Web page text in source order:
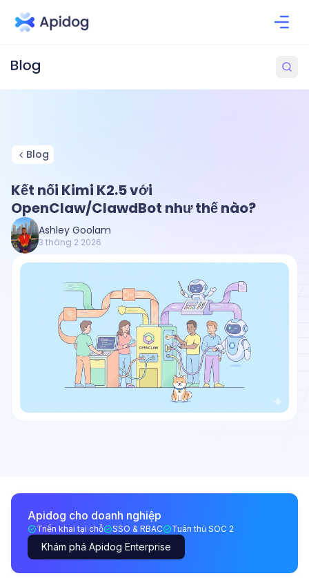
Blog
Kết nối Kimi K2.5 với
OpenClaw/ClawdBot như thế nào?
Ashley Goolam
3 tháng 2 2026
Apidog cho doanh nghiệp
Triển khai tại chỗ SSO & RBAC Tuân thủ SOC 2
Khám phá Apidog Enterprise